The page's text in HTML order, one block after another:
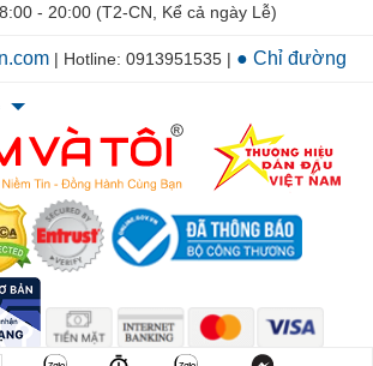
- 20:00 (T2-CN, Kể cả ngày Lễ)
| Hotline: 0913951535 | ● Chỉ đường